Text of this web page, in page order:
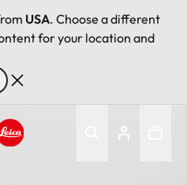
USA. Choose a different
for your location and